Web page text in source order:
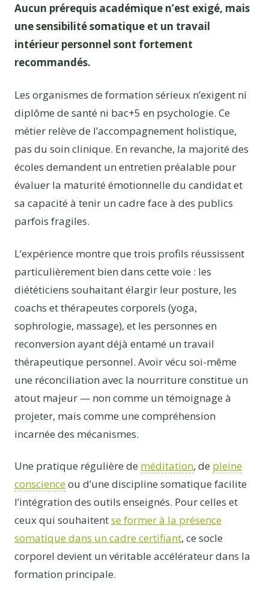
Aucun prérequis académique n’est exigé, mais
une sensibilité somatique et un travail
intérieur personnel sont fortement
recommandés.
Les organismes de formation sérieux n’exigent ni
diplôme de santé ni bac+5 en psychologie. Ce
métier relève de l’accompagnement holistique,
pas du soin clinique. En revanche, la majorité des
écoles demandent un entretien préalable pour
évaluer la maturité émotionnelle du candidat et
sa capacité à tenir un cadre face à des publics
parfois fragiles.
L’expérience montre que trois profils réussissent
particulièrement bien dans cette voie : les
diététiciens souhaitant élargir leur posture, les
coachs et thérapeutes corporels (yoga,
sophrologie, massage), et les personnes en
reconversion ayant déjà entamé un travail
thérapeutique personnel. Avoir vécu soi-même
une réconciliation avec la nourriture constitue un
atout majeur — non comme un témoignage à
projeter, mais comme une compréhension
incarnée des mécanismes.
Une pratique régulière de méditation, de pleine
conscienceou d’une discipline somatique facilite
l’intégration des outils enseignés. Pour celles et
ceux qui souhaitentse former à la présence
somatique dans un cadre certifiant, ce socle
corporel devient un véritable accélérateur dans la
formation principale.